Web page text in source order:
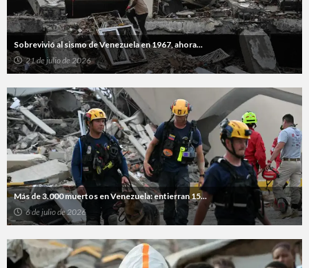
Sobrevivió al sismo de Venezuela en 1967, ahora...
21 de julio de 2026
Más de 3.000 muertos en Venezuela: entierran 15...
6 de julio de 2026